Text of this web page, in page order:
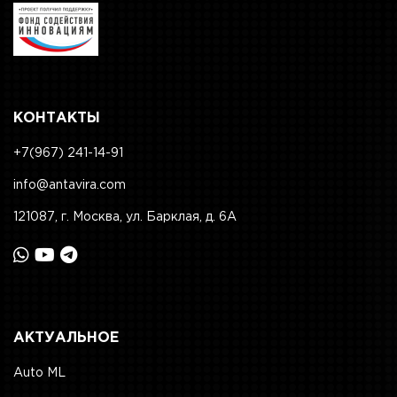
КОНТАКТЫ
+7(967) 241-14-91
info@antavira.com
121087, г. Москва, ул. Барклая, д. 6А
АКТУАЛЬНОЕ
Auto ML